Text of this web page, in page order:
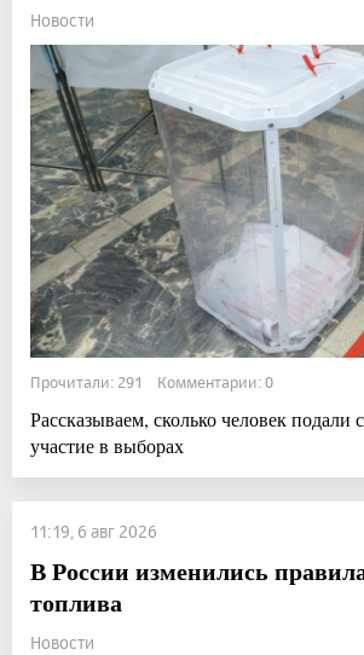
Новости
Прочитали: 291 Комментарии: 0
Рассказываем, сколько человек подали
участие в выборах
11:19, 6 авг 2026
В России изменились
топлива
Новости